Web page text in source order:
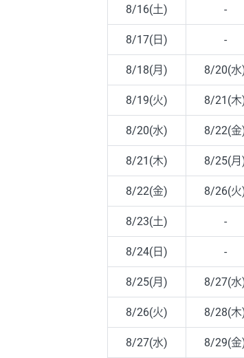
8/16(土) -
8/17(日) -
8/18(月) 8/20(水
8/19(火) 8/21(木
8/20(水) 8/22(金
8/21(木) 8/25(月
8/22(金) 8/26(火
8/23(土) -
8/24(日) -
8/25(月) 8/27(水
8/26(火) 8/28(木
8/27(水) 8/29(金